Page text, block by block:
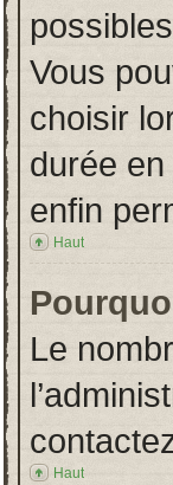
Vous
choisir
durée
enfin
Haut
Le
Haut